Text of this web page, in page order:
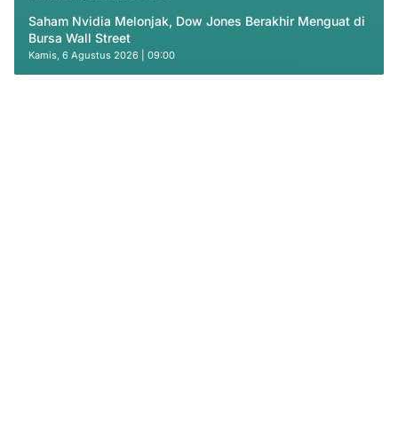
Saham Nvidia Melonjak, Dow Jones Berakhir Menguat di
Bursa Wall Street
Kamis, 6 Agustus 2026 | 09:00